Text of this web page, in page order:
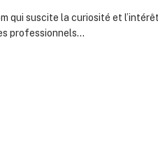
qui suscite la curiosité et l’intérêt
professionnels…